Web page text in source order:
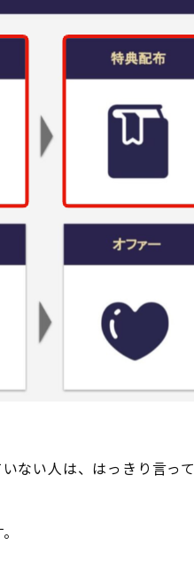
ない人は、はっきり言って